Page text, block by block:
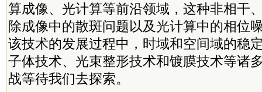
算成像、光计算等前沿领域，这种非相干
除成像中的散斑问题以及光计算中的相位
该技术的发展过程中，时域和空间域的稳
子体技术、光束整形技术和镀膜技术等诸
战等待我们去探索。